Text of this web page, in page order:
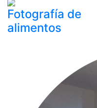
Fotografía de
alimentos